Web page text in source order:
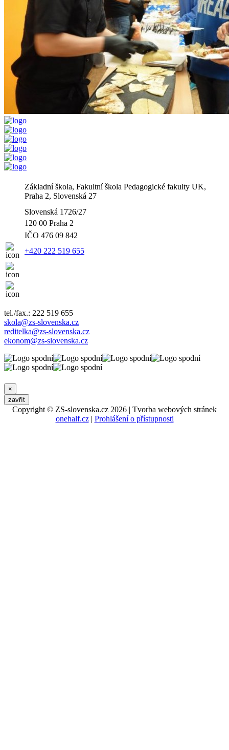
Základní škola, Fakultní škola Pedagogické fakulty UK,
Praha 2, Slovenská 27
Slovenská 1726/27
120 00 Praha 2
IČO 476 09 842
+420 222 519 655
tel./fax.: 222 519 655
skola@zs-slovenska.cz
reditelka@zs-slovenska.cz
ekonom@zs-slovenska.cz
×
zavřít
Copyright © ZS-slovenska.cz 2026 | Tvorba webových stránek
onehalf.cz| Prohlášení o přístupnosti